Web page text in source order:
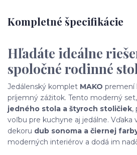
Kompletné špecifikácie
Hľadáte ideálne
spoločné rodinné
Jedálenský komplet MAKO premení
príjemný zážitok. Tento moderný
jedného stola a štyroch stoličiek,
voľbu pre kuchyne aj jedálne. Vďaka
dekoru dub sonoma a čiernej
moderných interiérov a dodá im